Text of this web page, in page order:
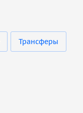
Трансферы